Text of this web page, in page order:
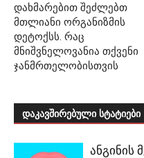
დახმარებით შეძლებთ
მთლიანი ორგანიზმის
დეტოქსს. რაც
მნიშვნელოვანია თქვენი
ჯანმრთელობისთვის
დაკავშირებული სტატიები
ანგინის